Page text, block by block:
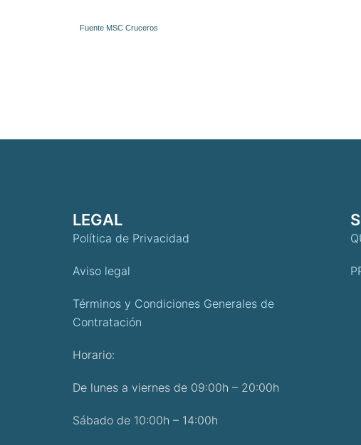
Fuente MSC Cruceros
LEGAL
Política de Privacidad
Aviso legal
Términos y Condiciones Generales de
Contratación
Horario:
De lunes a viernes de 09:00h – 20:00h
Sábado de 10:00h – 14:00h